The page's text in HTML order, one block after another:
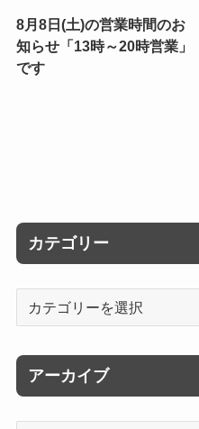
8月8日(土)の営業時間のお
知らせ「13時～20時営業」
です
カテゴリー
リ
ー
アーカイブ